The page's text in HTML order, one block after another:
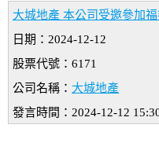
大城地產 本公司受邀參加
日期：2024-12-12
股票代號：6171
公司名稱： 大城地產
發言時間：2024-12-12